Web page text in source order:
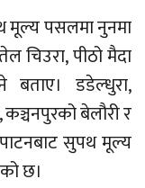
मूल्य पसलमा नुनमा
चिउरा, पीठो मैदा
बताए। डडेल्धुरा,
बेलौरी र
पाटनबाट सुपथ मूल्य
छ।